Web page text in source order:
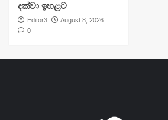
දක්වා ඉහළට
Editor3
August 8, 2026
0